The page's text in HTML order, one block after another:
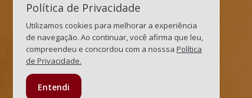
Três de Maio/RS
Cep: 98910-000
recepcaocolonialfm@gmail.com
Política de Privacidade
Utilizamos cookies para melhorar a experiência
de navegação. Ao continuar, você afirma que leu,
compreendeu e concordou com a nosssa Política
de Privacidade.
Entendi